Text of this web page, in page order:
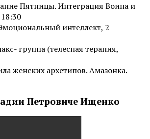
Пятницы. Интеграция Воина и
интеллект, 2
группа (телесная терапия,
женских архетипов. Амазонка.
Петровиче Ищенко